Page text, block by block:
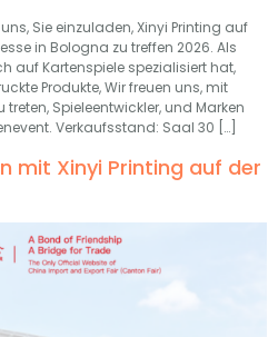
Sie einzuladen, Xinyi Printing auf
in Bologna zu treffen 2026. Als
auf Kartenspiele spezialisiert hat,
Produkte, Wir freuen uns, mit
Spieleentwickler, und Marken
Verkaufsstand: Saal 30 […]
mit Xinyi Printing auf der